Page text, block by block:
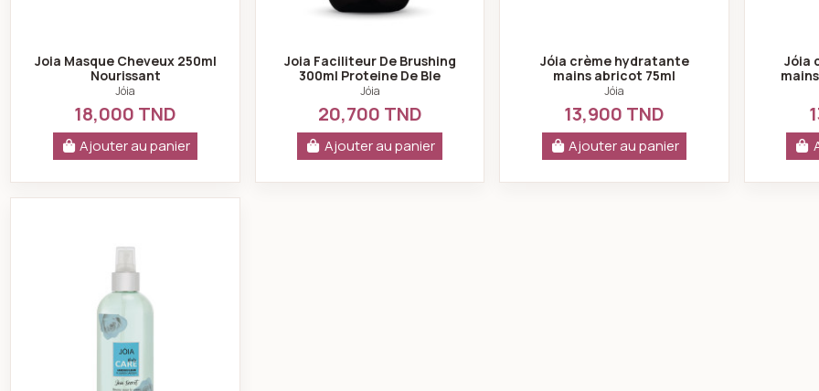
Joia Masque Cheveux 250ml
Nourissant
Jóia
18,000 TND
Ajouter au panier
Joia Faciliteur De Brushing
300ml Proteine De Ble
Jóia
20,700 TND
Ajouter au panier
Jóia crème hydratante
mains abricot 75ml
Jóia
13,900 TND
Ajouter au panier
Jóia